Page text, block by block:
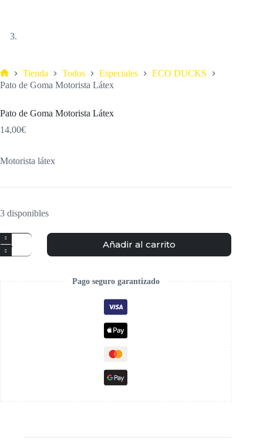
Tienda Todos Especiales
ECO DUCKS
Pato de Goma Motorista Látex
Pato de Goma Motorista Látex
14,00€
Motorista látex
3 disponibles
Añadir al carrito
Pago seguro garantizado